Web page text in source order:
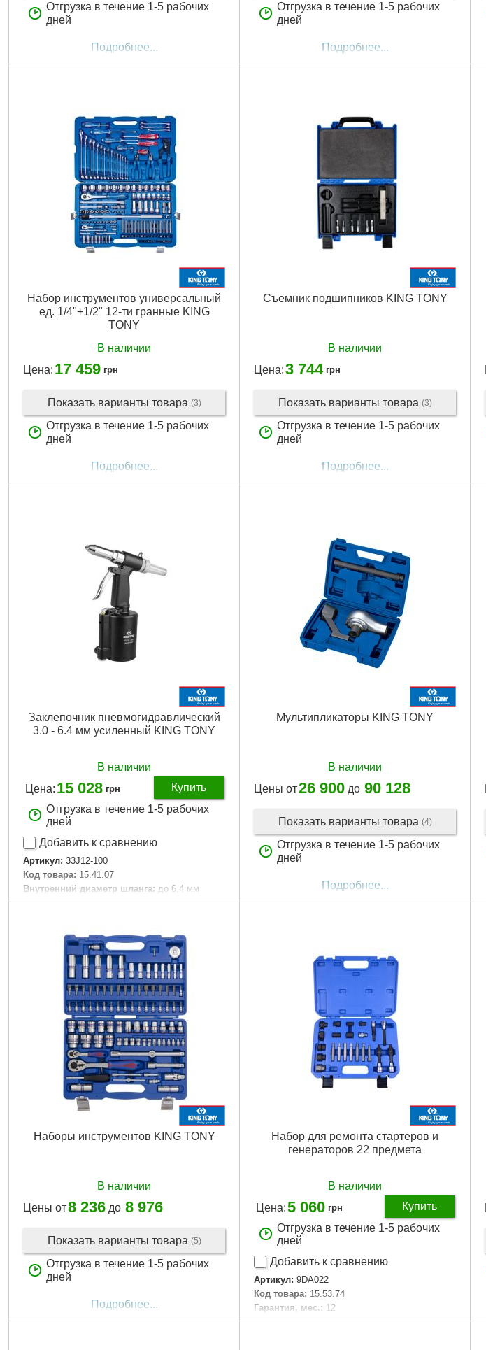
Отгрузка в течение 1-5 рабочих
дней
Подробнее...
Отгрузка в течение 1-5 рабочих
дней
Подробнее...
Набор инструментов универсальный
ед. 1/4"+1/2" 12-ти гранные KING
TONY
В наличии
Цена: 17 459 грн
Показать варианты товара (3)
Отгрузка в течение 1-5 рабочих
дней
Подробнее...
Съемник подшипников KING TONY
В наличии
Цена:3 744 грн
Показать варианты товара (3)
Отгрузка в течение 1-5 рабочих
дней
Подробнее...
Заклепочник пневмогидравлический
3.0 - 6.4 мм усиленный KING TONY
В наличии
Цена: 15 028 грн
Купить
Отгрузка в течение 1-5 рабочих
дней
Добавить к сравнению
Артикул: 33J12-100
Код товара: 15.41.07
Внутренний диаметр шланга: до 6,4 мм
Гарантия, мес.: 6
Подробнее...
Мультипликаторы KING TONY
В наличии
Цены от26 900 до 90 128
Показать варианты товара (4)
Отгрузка в течение 1-5 рабочих
дней
Подробнее...
Наборы инструментов KING TONY
В наличии
Цены от8 236 до 8 976
Показать варианты товара (5)
Отгрузка в течение 1-5 рабочих
дней
Подробнее...
Набор для ремонта стартеров и
генераторов 22 предмета
В наличии
Цена:5 060 грн
Купить
Отгрузка в течение 1-5 рабочих
дней
Добавить к сравнению
Артикул: 9DA022
Код товара: 15.53.74
Гарантия, мес.: 12
Количество: 22 пр.